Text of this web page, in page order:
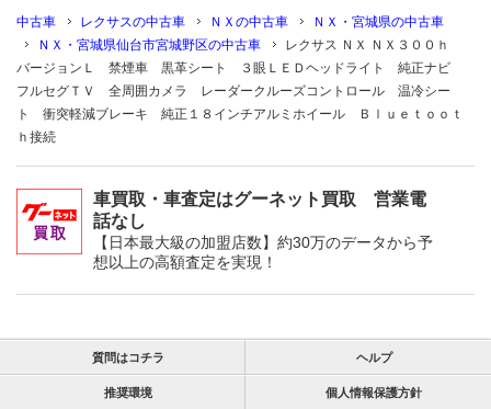
中古車 レクサスの中古車 ＮＸの中古車
ＮＸ・宮城県の中古車
ＮＸ・宮城県仙台市宮城野区の中古車
レクサス ＮＸ ＮＸ３００ｈ
バージョンＬ 禁煙車 黒革シート ３眼ＬＥＤヘッドライト 純正ナビ
フルセグＴＶ 全周囲カメラ レーダークルーズコントロール 温冷シー
ト 衝突軽減ブレーキ 純正１８インチアルミホイール Ｂｌｕｅｔｏｏｔ
ｈ接続
車買取・車査定はグーネット買取 営業電
話なし
【日本最大級の加盟店数】約30万のデータから予
想以上の高額査定を実現！
質問はコチラ ヘルプ
推奨環境 個人情報保護方針